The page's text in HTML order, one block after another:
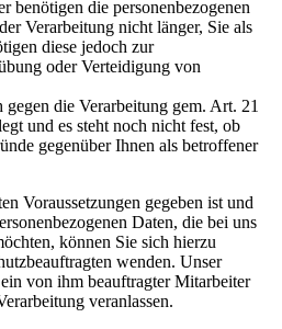
benötigen die personenbezogenen
Verarbeitung nicht länger, Sie als
diese jedoch zur
oder Verteidigung von
gegen die Verarbeitung gem. Art. 21
und es steht noch nicht fest, ob
gegenüber Ihnen als betroffener
Voraussetzungen gegeben ist und
Daten, die bei uns
können Sie sich hierzu
wenden. Unser
von ihm beauftragter Mitarbeiter
veranlassen.